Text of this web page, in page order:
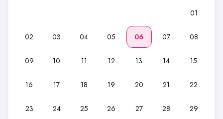
01
02 03 04 05 06 07 08
09 10 11 12 13 14 15
16 17 18 19 20 21 22
23 24 25 26 27 28 29